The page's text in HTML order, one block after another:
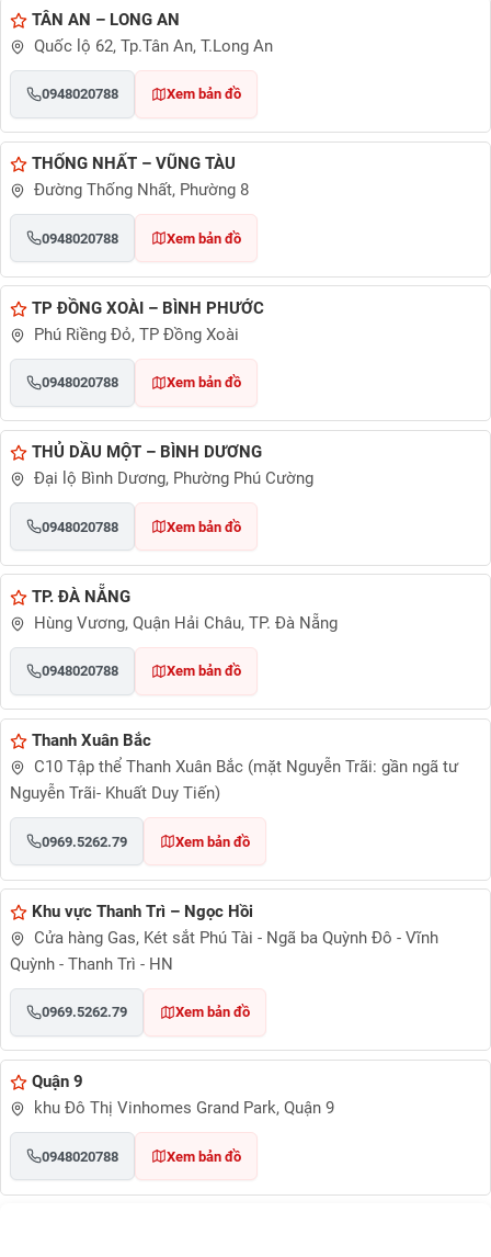
TÂN AN – LONG AN
Quốc lộ 62, Tp.Tân An, T.Long An
0948020788 Xem bản đồ
THỐNG NHẤT – VŨNG TÀU
Đường Thống Nhất, Phường 8
0948020788 Xem bản đồ
TP ĐỒNG XOÀI – BÌNH PHƯỚC
Phú Riềng Đỏ, TP Đồng Xoài
0948020788 Xem bản đồ
THỦ DẦU MỘT – BÌNH DƯƠNG
Đại lộ Bình Dương, Phường Phú Cường
0948020788 Xem bản đồ
TP. ĐÀ NẴNG
Hùng Vương, Quận Hải Châu, TP. Đà Nẵng
0948020788 Xem bản đồ
Thanh Xuân Bắc
C10 Tập thể Thanh Xuân Bắc (mặt Nguyễn Trãi: gần ngã tư
Nguyễn Trãi- Khuất Duy Tiến)
0969.5262.79 Xem bản đồ
Khu vực Thanh Trì – Ngọc Hồi
Cửa hàng Gas, Két sắt Phú Tài - Ngã ba Quỳnh Đô - Vĩnh
Quỳnh - Thanh Trì - HN
0969.5262.79 Xem bản đồ
Quận 9
khu Đô Thị Vinhomes Grand Park, Quận 9
0948020788 Xem bản đồ